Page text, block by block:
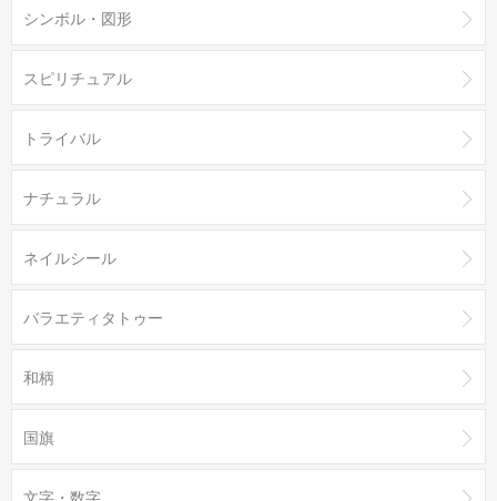
シンボル・図形
スピリチュアル
トライバル
ナチュラル
ネイルシール
バラエティタトゥー
和柄
国旗